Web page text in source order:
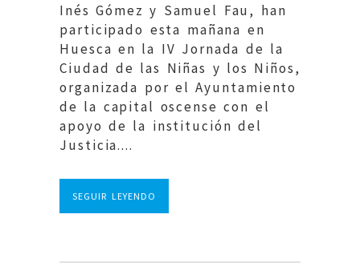
Inés Gómez y Samuel Fau, han
participado esta mañana en
Huesca en la IV Jornada de la
Ciudad de las Niñas y los Niños,
organizada por el Ayuntamiento
de la capital oscense con el
apoyo de la institución del
Justicia....
SEGUIR LEYENDO